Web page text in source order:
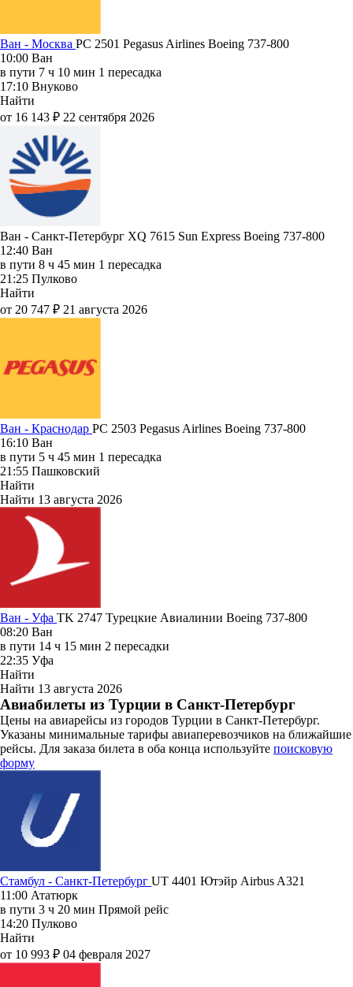
Ван - Москва PC 2501 Pegasus Airlines Boeing 737-800
10:00 Ван
в пути 7 ч 10 мин 1 пересадка
17:10 Внуково
Найти
от 16 143 ₽ 22 сентября 2026
Ван - Санкт-Петербург XQ 7615 Sun Express Boeing 737-800
12:40 Ван
в пути 8 ч 45 мин 1 пересадка
21:25 Пулково
Найти
от 20 747 ₽ 21 августа 2026
Ван - Краснодар PC 2503 Pegasus Airlines Boeing 737-800
16:10 Ван
в пути 5 ч 45 мин 1 пересадка
21:55 Пашковский
Найти
Найти 13 августа 2026
Ван - Уфа TK 2747 Турецкие Авиалинии Boeing 737-800
08:20 Ван
в пути 14 ч 15 мин 2 пересадки
22:35 Уфа
Найти
Найти 13 августа 2026
Авиабилеты из Турции в Санкт-Петербург
Цены на авиарейсы из городов Турции в Санкт-Петербург.
Указаны минимальные тарифы авиаперевозчиков на ближайшие
рейсы. Для заказа билета в оба конца используйте поисковую
форму
Стамбул - Санкт-Петербург UT 4401 Ютэйр Airbus A321
11:00 Ататюрк
в пути 3 ч 20 мин Прямой рейс
14:20 Пулково
Найти
от 10 993 ₽ 04 февраля 2027